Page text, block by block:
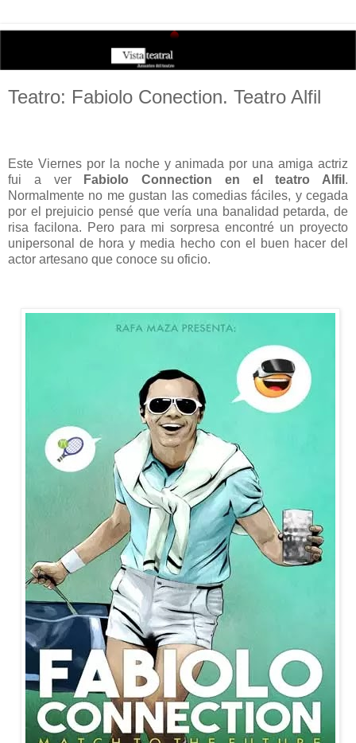
Teatro: Fabiolo Conection. Teatro Alfil
Este Viernes por la noche y animada por una amiga actriz
fui a ver
Fabiolo Connection en el teatro Alfil .
Normalmente no me gustan las comedias fáciles, y cegada
por el prejuicio pensé que vería una banalidad petarda, de
risa facilona. Pero para mi sorpresa encontré un proyecto
unipersonal de hora y media hecho con el buen hacer del
actor artesano que conoce su oficio.